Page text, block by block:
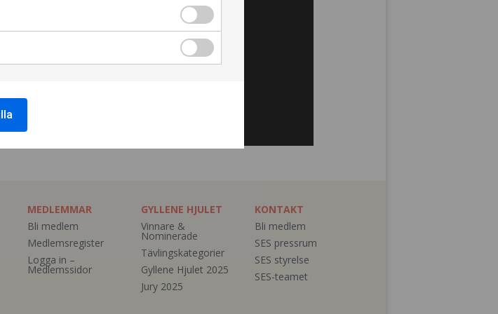
MEDLEMMAR
Bli medlem
Medlemsregister
Logga in –
Medlemssidor
GYLLENE HJULET
Vinnare &
Nominerade
Tävlingskategorier
Gyllene Hjulet 2025
Jury 2025
KONTAKT
Bli medlem
SES pressrum
SES styrelse
SES-teamet